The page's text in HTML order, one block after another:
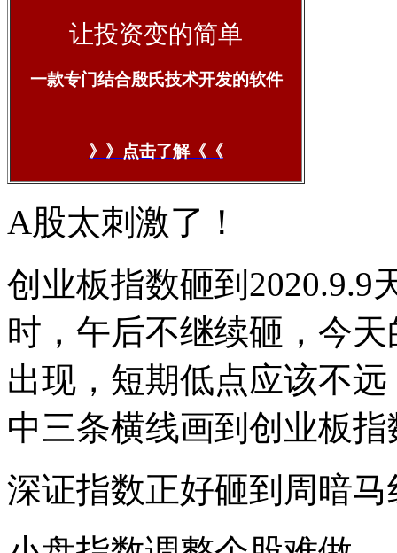
让投资变的简单
一款专门结合殷氏技术开发的软件
》》点击了解《《
A股太刺激了！
创业板指数砸到2020.9.9
时，午后不继续砸，今
出现，短期低点应该不
中三条横线画到创业板
深证指数正好砸到周暗